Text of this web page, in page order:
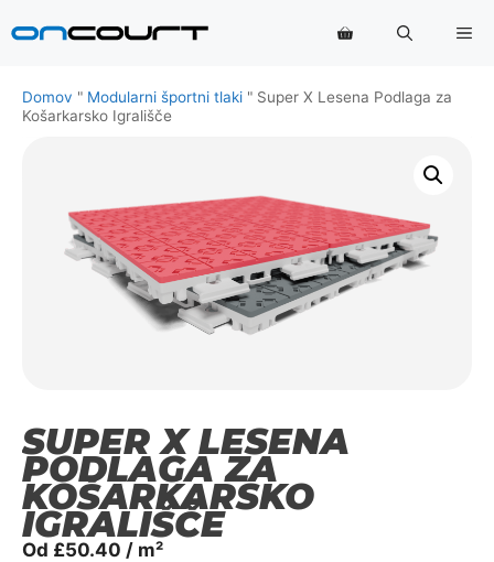
na
Domov " Modularni športni tlaki " Super X Lesena Podlaga za
Košarkarsko Igrališče
SUPER X LESENA
PODLAGA ZA
KOŠARKARSKO
IGRALIŠČE
Od £50.40 / m²